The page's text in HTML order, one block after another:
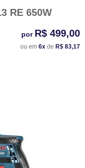
RE 650W
por R$ 499,00
ou em 6x de R$ 83,17